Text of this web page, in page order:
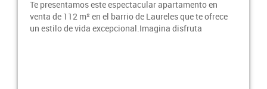
Te presentamos este espectacular apartamento en
venta de 112 m² en el barrio de Laureles que te ofrece
un estilo de vida excepcional.Imagina disfruta